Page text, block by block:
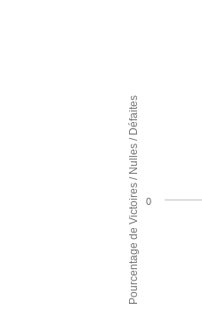
Pourcentage de Victoires / Nulles / Défaites 0